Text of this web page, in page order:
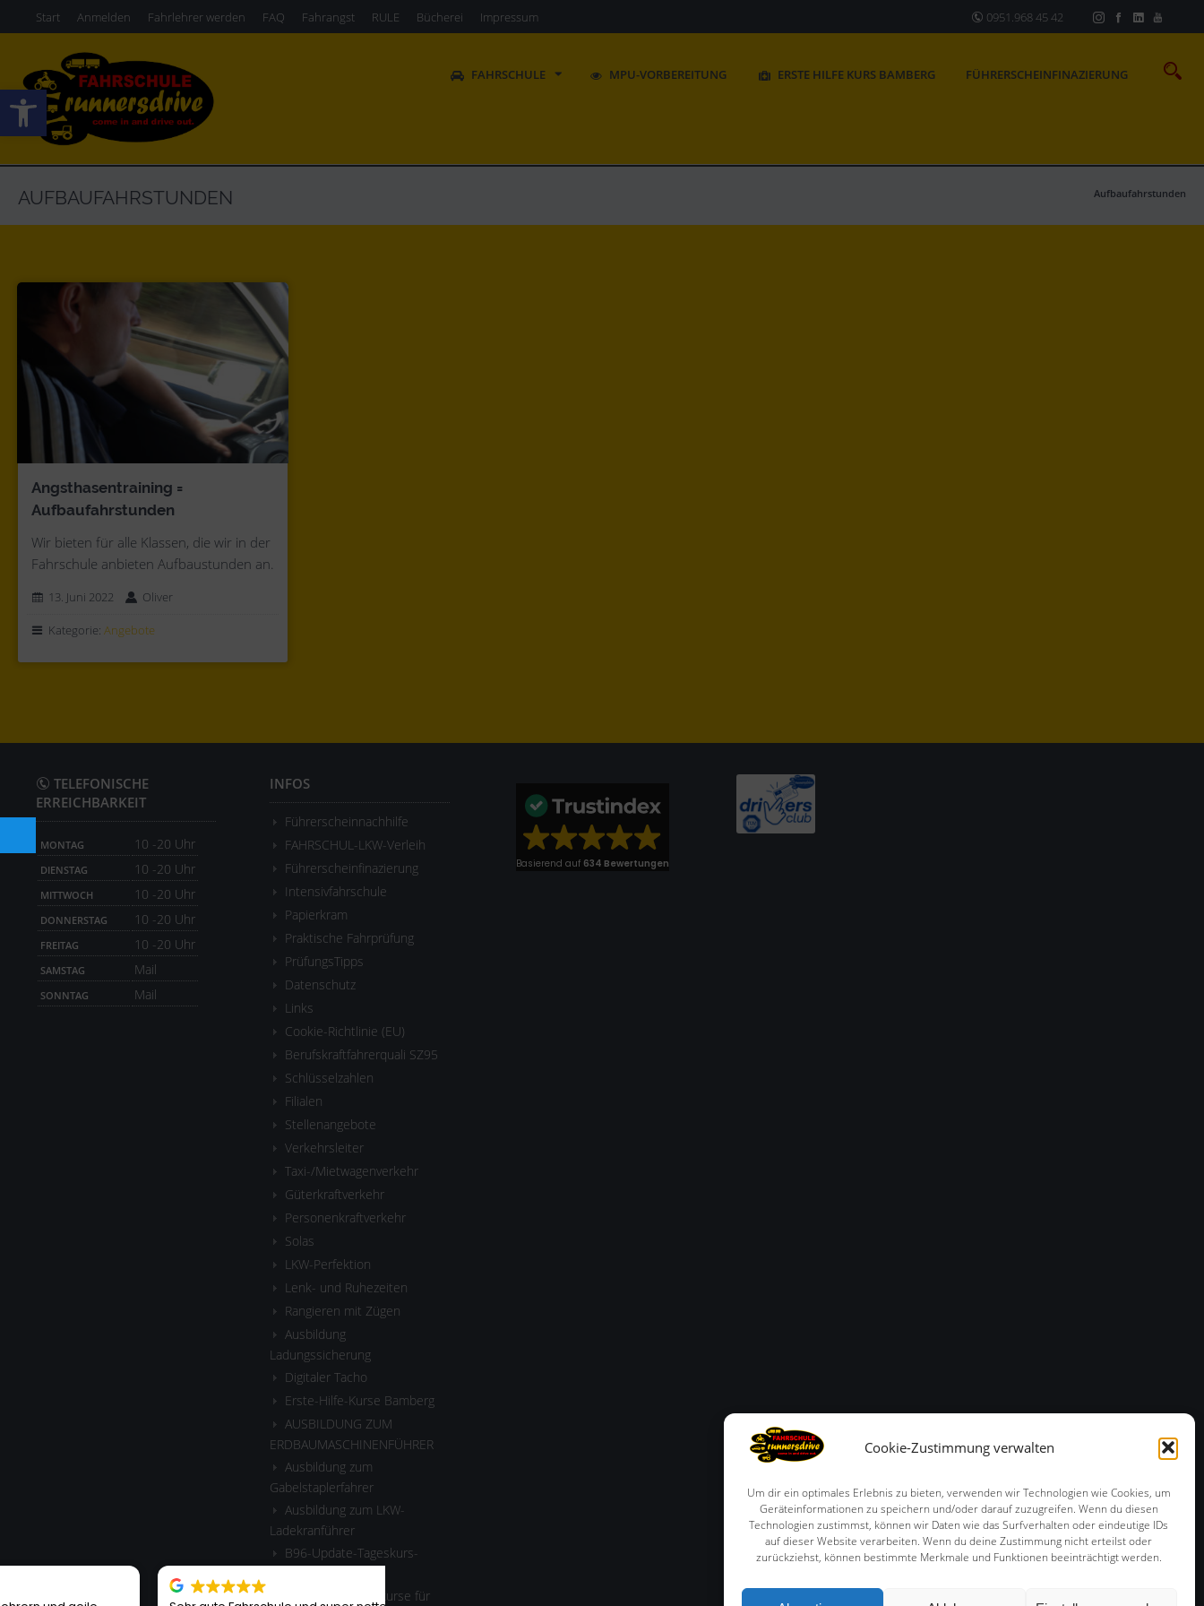
Werkzeugleiste öffnen
Cookie-Zustimmung verwalten
Um dir ein optimales Erlebnis zu bieten, verwenden wir Technologien wie Cookies, um
Geräteinformationen zu speichern und/oder darauf zuzugreifen. Wenn du diesen
Technologien zustimmst, können wir Daten wie das Surfverhalten oder eindeutige IDs
auf dieser Website verarbeiten. Wenn du deine Zustimmung nicht erteilst oder
zurückziehst, können bestimmte Merkmale und Funktionen beeinträchtigt werden.
Start Anmelden Fahrlehrer werden FAQ Fahrangst RULE Bücherei Impressum 0951.968 45 42
FAHRSCHULE MPU-VORBEREITUNG ERSTE HILFE KURS BAMBERG FÜHRERSCHEINFINAZIERUNG
AUFBAUFAHRSTUNDEN Aufbaufahrstunden
Angsthasentraining =
Aufbaufahrstunden
Wir bieten für alle Klassen, die wir in der
Fahrschule anbieten Aufbaustunden an.
13. Juni 2022 Oliver
Kategorie: Angebote
TELEFONISCHE
ERREICHBARKEIT
MONTAG 10 -20 Uhr
DIENSTAG 10 -20 Uhr
MITTWOCH 10 -20 Uhr
DONNERSTAG 10 -20 Uhr
FREITAG 10 -20 Uhr
SAMSTAG Mail
SONNTAG Mail
INFOS
Führerscheinnachhilfe
FAHRSCHUL-LKW-Verleih
Führerscheinfinazierung
Intensivfahrschule
Papierkram
Praktische Fahrprüfung
PrüfungsTipps
Datenschutz
Links
Cookie-Richtlinie (EU)
Berufskraftfahrerquali SZ95
Schlüsselzahlen
Filialen
Stellenangebote
Verkehrsleiter
Taxi-/Mietwagenverkehr
Güterkraftverkehr
Personenkraftverkehr
Solas
LKW-Perfektion
Lenk- und Ruhezeiten
Rangieren mit Zügen
Ausbildung
Ladungssicherung
Digitaler Tacho
Erste-Hilfe-Kurse Bamberg
AUSBILDUNG ZUM
ERDBAUMASCHINENFÜHRER
Ausbildung zum
Gabelstaplerfahrer
Ausbildung zum LKW-
Ladekranführer
B96-Update-Tageskurs-
Wiedereinsteigerkurse für
Basierend auf 634 Bewertungen